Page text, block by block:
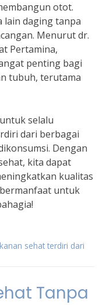
otot.
lain daging tanpa
Menurut dr.
Pertamina,
penting bagi
tubuh, terutama
selalu
dari berbagai
Dengan
kita dapat
kualitas
untuk
sehat terdiri dari
Tanpa